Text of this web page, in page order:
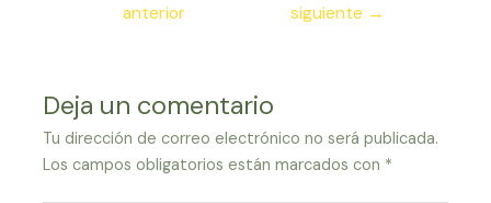
entradasanterior
siguiente →
Deja un comentario
Tu dirección de correo electrónico no será publicada.
Los campos obligatorios están marcados con *